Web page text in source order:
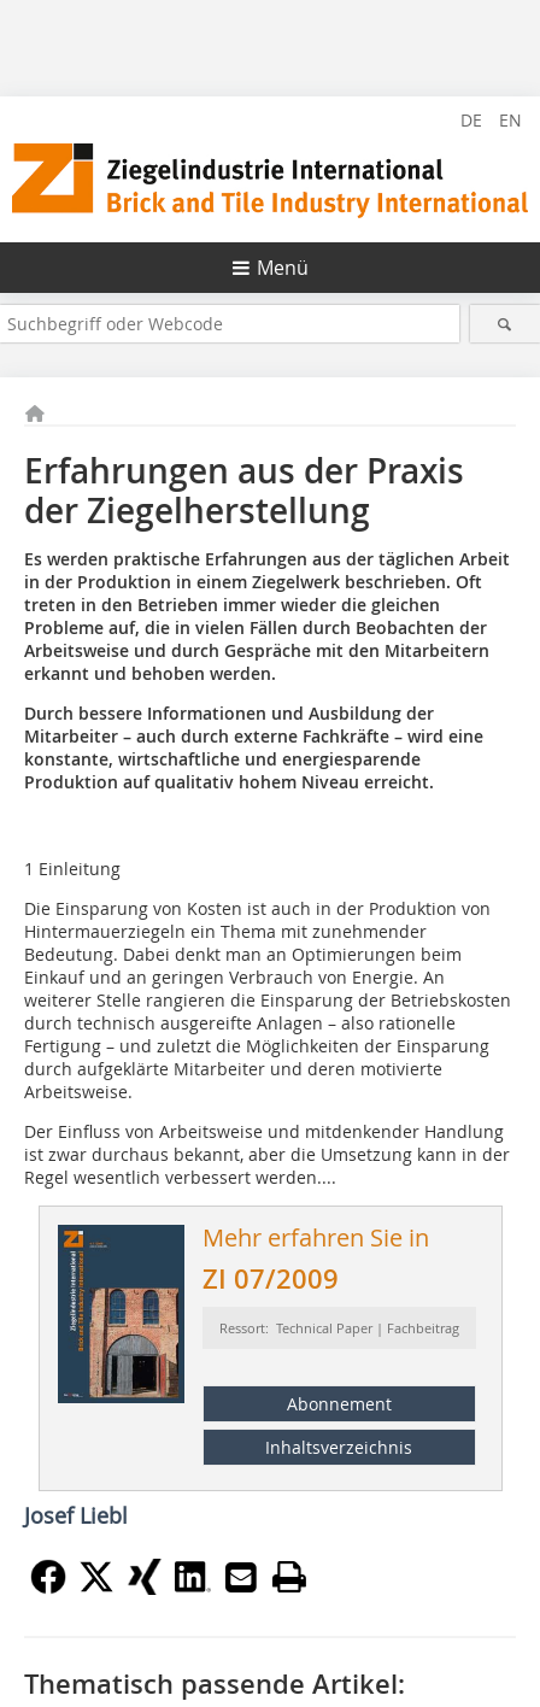
DE EN
Menü
Erfahrungen aus der Praxis
der Ziegelherstellung
Es werden praktische Erfahrungen aus der täglichen Arbeit
in der Produktion in einem Ziegelwerk beschrieben. Oft
treten in den Betrieben immer wieder die gleichen
Probleme auf, die in vielen Fällen durch Beobachten der
Arbeitsweise und durch Gespräche mit den Mitarbeitern
erkannt und behoben werden.
Durch bessere Informationen und Ausbildung der
Mitarbeiter – auch durch externe Fachkräfte – wird eine
konstante, wirtschaftliche und energiesparende
Produktion auf qualitativ hohem Niveau erreicht.
1 Einleitung
Die Einsparung von Kosten ist auch in der Produktion von
Hintermauerziegeln ein Thema mit zunehmender
Bedeutung. Dabei denkt man an Optimierungen beim
Einkauf und an geringen Verbrauch von Energie. An
weiterer Stelle rangieren die Einsparung der Betriebskosten
durch technisch ausgereifte Anlagen – also rationelle
Fertigung – und zuletzt die Möglichkeiten der Einsparung
durch aufgeklärte Mitarbeiter und deren motivierte
Arbeitsweise.
Der Einfluss von Arbeitsweise und mitdenkender Handlung
ist zwar durchaus bekannt, aber die Umsetzung kann in der
Regel wesentlich verbessert werden....
Mehr erfahren Sie in
ZI 07/2009
Ressort: Technical Paper | Fachbeitrag
Abonnement
Inhaltsverzeichnis
Josef Liebl
Thematisch passende Artikel: